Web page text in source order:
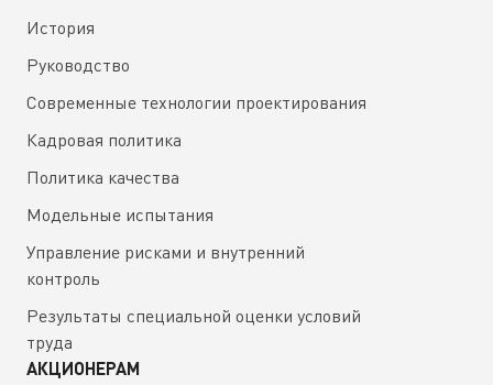
История
Руководство
Современные технологии проектирования
Кадровая политика
Политика качества
Модельные испытания
Управление рисками и внутренний
контроль
Результаты специальной оценки условий
труда
АКЦИОНЕРАМ